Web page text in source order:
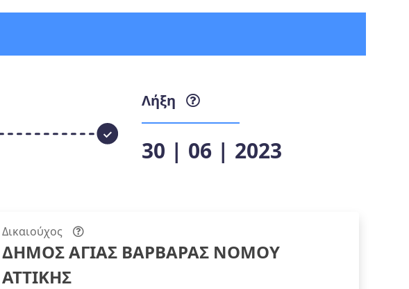
Λήξη
30 | 06 | 2023
Δικαιούχος
ΔΗΜΟΣ ΑΓΙΑΣ ΒΑΡΒΑΡΑΣ ΝΟΜΟΥ
ΑΤΤΙΚΗΣ